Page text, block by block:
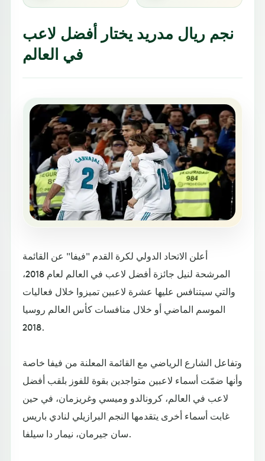
نجم ريال مدريد يختار أفضل لاعب
في العالم
أعلن الاتحاد الدولي لكرة القدم "فيفا" عن القائمة
المرشحة لنيل جائزة أفضل لاعب في العالم لعام 2018،
والتي سيتنافس عليها عشرة لاعبين تميزوا خلال فعاليات
الموسم الماضي أو خلال منافسات كأس العالم روسيا
2018.
وتفاعل الشارع الرياضي مع القائمة المعلنة من فيفا خاصة
وأنها ضمّت أسماء لاعبين متواجدين بقوة للفوز بلقب أفضل
لاعب في العالم، كرونالدو وميسي وغريزمان، في حين
غابت أسماء أخرى يتقدمها النجم البرازيلي لنادي باريس
سان جيرمان، نيمار دا سيلفا.